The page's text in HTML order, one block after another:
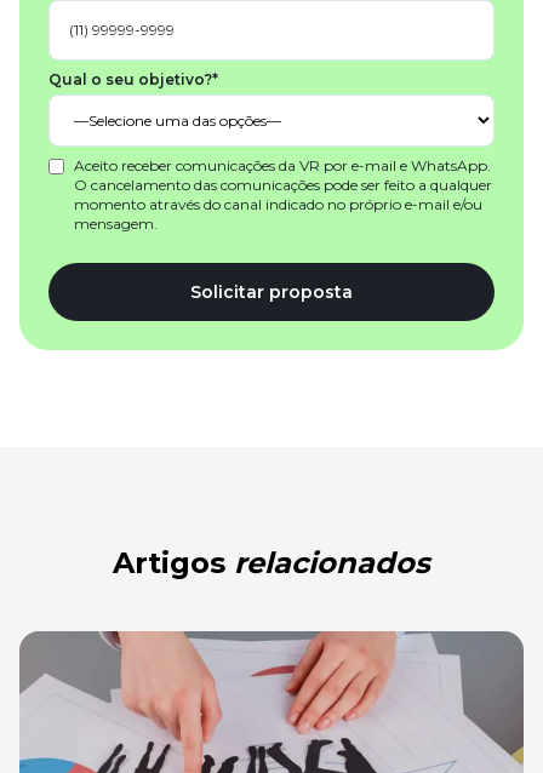
Qual o seu objetivo?*
Aceito receber comunicações da VR por e-mail e WhatsApp.
O cancelamento das comunicações pode ser feito a qualquer
momento através do canal indicado no próprio e-mail e/ou
mensagem.
Solicitar proposta
Artigos relacionados